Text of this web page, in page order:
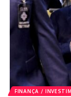
FINANÇA /